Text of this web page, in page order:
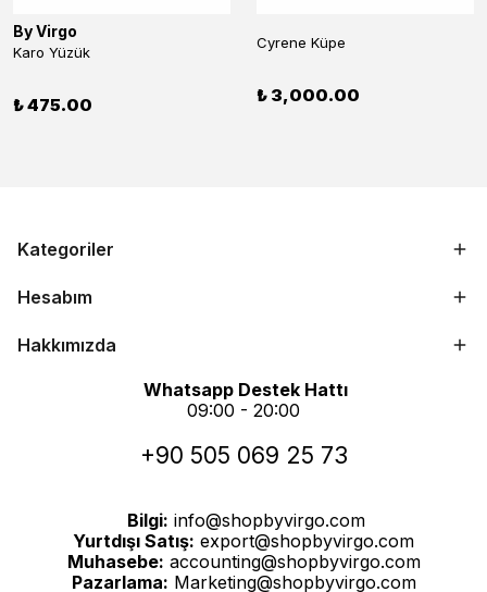
By Virgo
Karo Yüzük
₺ 475.00
Cyrene Küpe
₺ 3,000.00
Kategoriler
Hesabım
Hakkımızda
Whatsapp Destek Hattı
09:00 - 20:00
+90 505 069 25 73
Bilgi: info@shopbyvirgo.com
Yurtdışı Satış: export@shopbyvirgo.com
Muhasebe: accounting@shopbyvirgo.com
Pazarlama: Marketing@shopbyvirgo.com